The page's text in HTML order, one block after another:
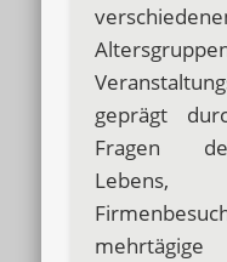
geprägt
Fragen
Lebens,